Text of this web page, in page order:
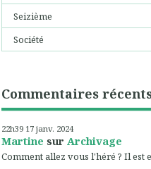
Seizième
Société
Commentaires
22h39 17 janv. 2024
Martine sur Archivage
Comment allez vous l'héré ? Il est